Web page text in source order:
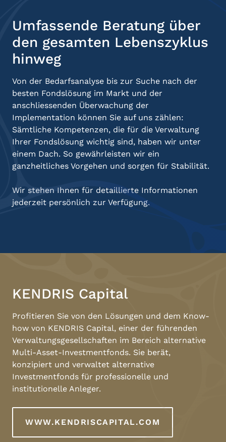
Umfassende Beratung über
den gesamten Lebenszyklus
hinweg
Von der Bedarfsanalyse bis zur Suche nach der
besten Fondslösung im Markt und der
anschliessenden Überwachung der
Implementation können Sie auf uns zählen:
Sämtliche Kompetenzen, die für die Verwaltung
Ihrer Fondslösung wichtig sind, haben wir unter
einem Dach. So gewährleisten wir ein
ganzheitliches Vorgehen und sorgen für Stabilität.
Wir stehen Ihnen für detaillierte Informationen
jederzeit persönlich zur Verfügung.
KENDRIS Capital
Profitieren Sie von den Lösungen und dem Know-
how von KENDRIS Capital, einer der führenden
Verwaltungsgesellschaften im Bereich alternative
Multi-Asset-Investmentfonds. Sie berät,
konzipiert und verwaltet alternative
Investmentfonds für professionelle und
institutionelle Anleger.
WWW.KENDRISCAPITAL.COM